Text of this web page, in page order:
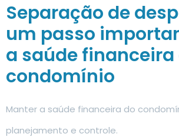
Separação de
um passo
a saúde financeira
condomínio
Manter a saúde financeira do
planejamento e controle.